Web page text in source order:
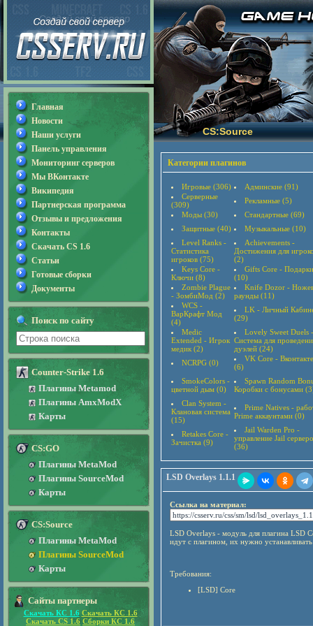
CS:Source
Категории плагинов
Игровые (306)
Админские (91)
Серверные
(309)
Рекламные (5)
Моды (30)
Стандартные (69)
Защитные (40)
Музыкальные (10)
Level Ranks -
Статистика
игроков (75)
Achievements -
Достижения для
(2)
Keys Core -
Ключи (8)
Gifts Core - Подарки
(10)
Zombie Plague
- ЗомбиМод (2)
Knife Dozor -
раунды (11)
WCS -
ВарКрафт Мод
(4)
LK - Личный
(29)
Medic
Extended - Игрок
медик (2)
Lovely Sweet Duels -
Система для
дуэлей (24)
NCRPG (0)
VK Core - Вконтакте
(6)
SmokeColors -
цветной дым (0)
Spawn Random
Коробки с бонусами
Clan System -
Клановая система
(15)
Prime Natives -
Prime аккаунтами (0)
Retakes Core -
Зачистка (9)
Jail Warden Pro -
управление Jail
(36)
LSD Overlays 1.1.1
Ссылка на материал:
LSD Overlays - модуль для плагина LSD
идут с плагином, их нужно
Требования:
[LSD] Core
Главная
Новости
Наши услуги
Панель управления
Мониторинг серверов
Мы ВКонтакте
Википедия
Партнерская программа
Отзывы и предложения
Контакты
Скачать CS 1.6
Статьи
Готовые сборки
Документы
Поиск по сайту
Counter-Strike 1.6
Плагины Metamod
Плагины AmxModX
Карты
CS:GO
Плагины MetaMod
Плагины SourceMod
Карты
CS:Source
Плагины MetaMod
Плагины SourceMod
Карты
Сайты партнеры
Скачать КС 1.6 Скачать КС 1.6
Скачать CS 1.6 Сборки КС 1.6